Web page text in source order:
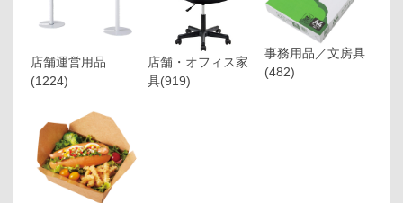
店舗運営用品
(1224)
店舗・オフィス家
具(919)
事務用品／文房具
(482)